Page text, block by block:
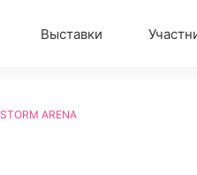
Выставки
STORM ARENA